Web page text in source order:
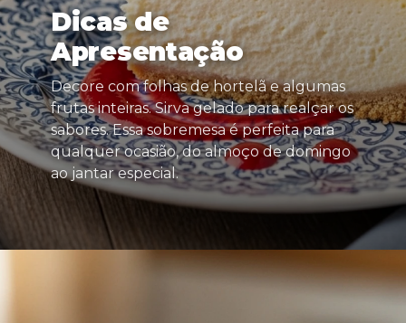
Dicas de
Apresentação
Decore com folhas de hortelã e algumas
frutas inteiras. Sirva gelado para realçar os
sabores. Essa sobremesa é perfeita para
qualquer ocasião, do almoço de domingo
ao jantar especial.